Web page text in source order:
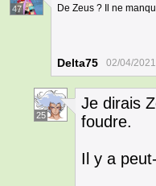
47
De Zeus ? Il ne
Delta75 02/04/
25
Je dirais
foudre.
Il y a